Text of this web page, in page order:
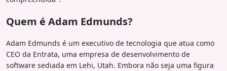
Quem é Adam Edmunds?
Adam Edmunds é um executivo de tecnologia que atua como
CEO da Entrata, uma empresa de desenvolvimento de
software sediada em Lehi, Utah. Embora não seja uma figura